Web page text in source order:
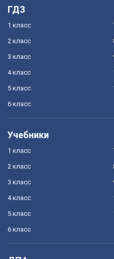
ГДЗ
1 класс
2 класс
3 класс
4 класс
5 класс
6 класс
Учебники
1 класс
2 класс
3 класс
4 класс
5 класс
6 класс